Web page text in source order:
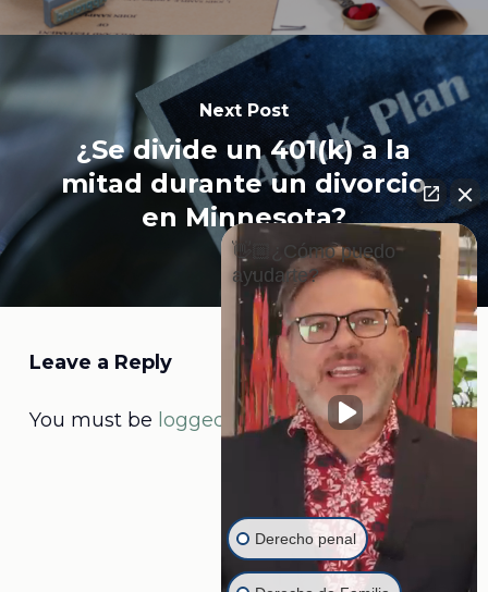
Next Post
¿Se divide un 401(k) a la
mitad durante un divorcio
en Minnesota?
Leave a Reply
You must be logged into post a comment.
👋🏼¿Cómo puedo
ayudarte?
Derecho penal